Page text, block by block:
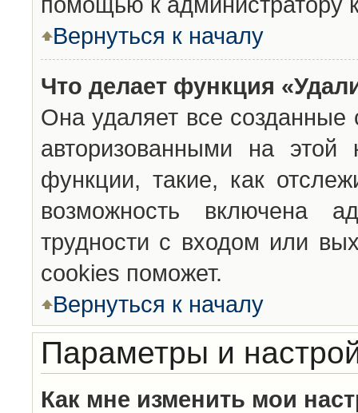
Вернуться к началу
Что делает функция
Она удаляет все созданные
авторизованными на
функции, такие, как
возможность включена
трудности с входом или
cookies поможет.
Вернуться к началу
Параметры и
Как мне изменить мои